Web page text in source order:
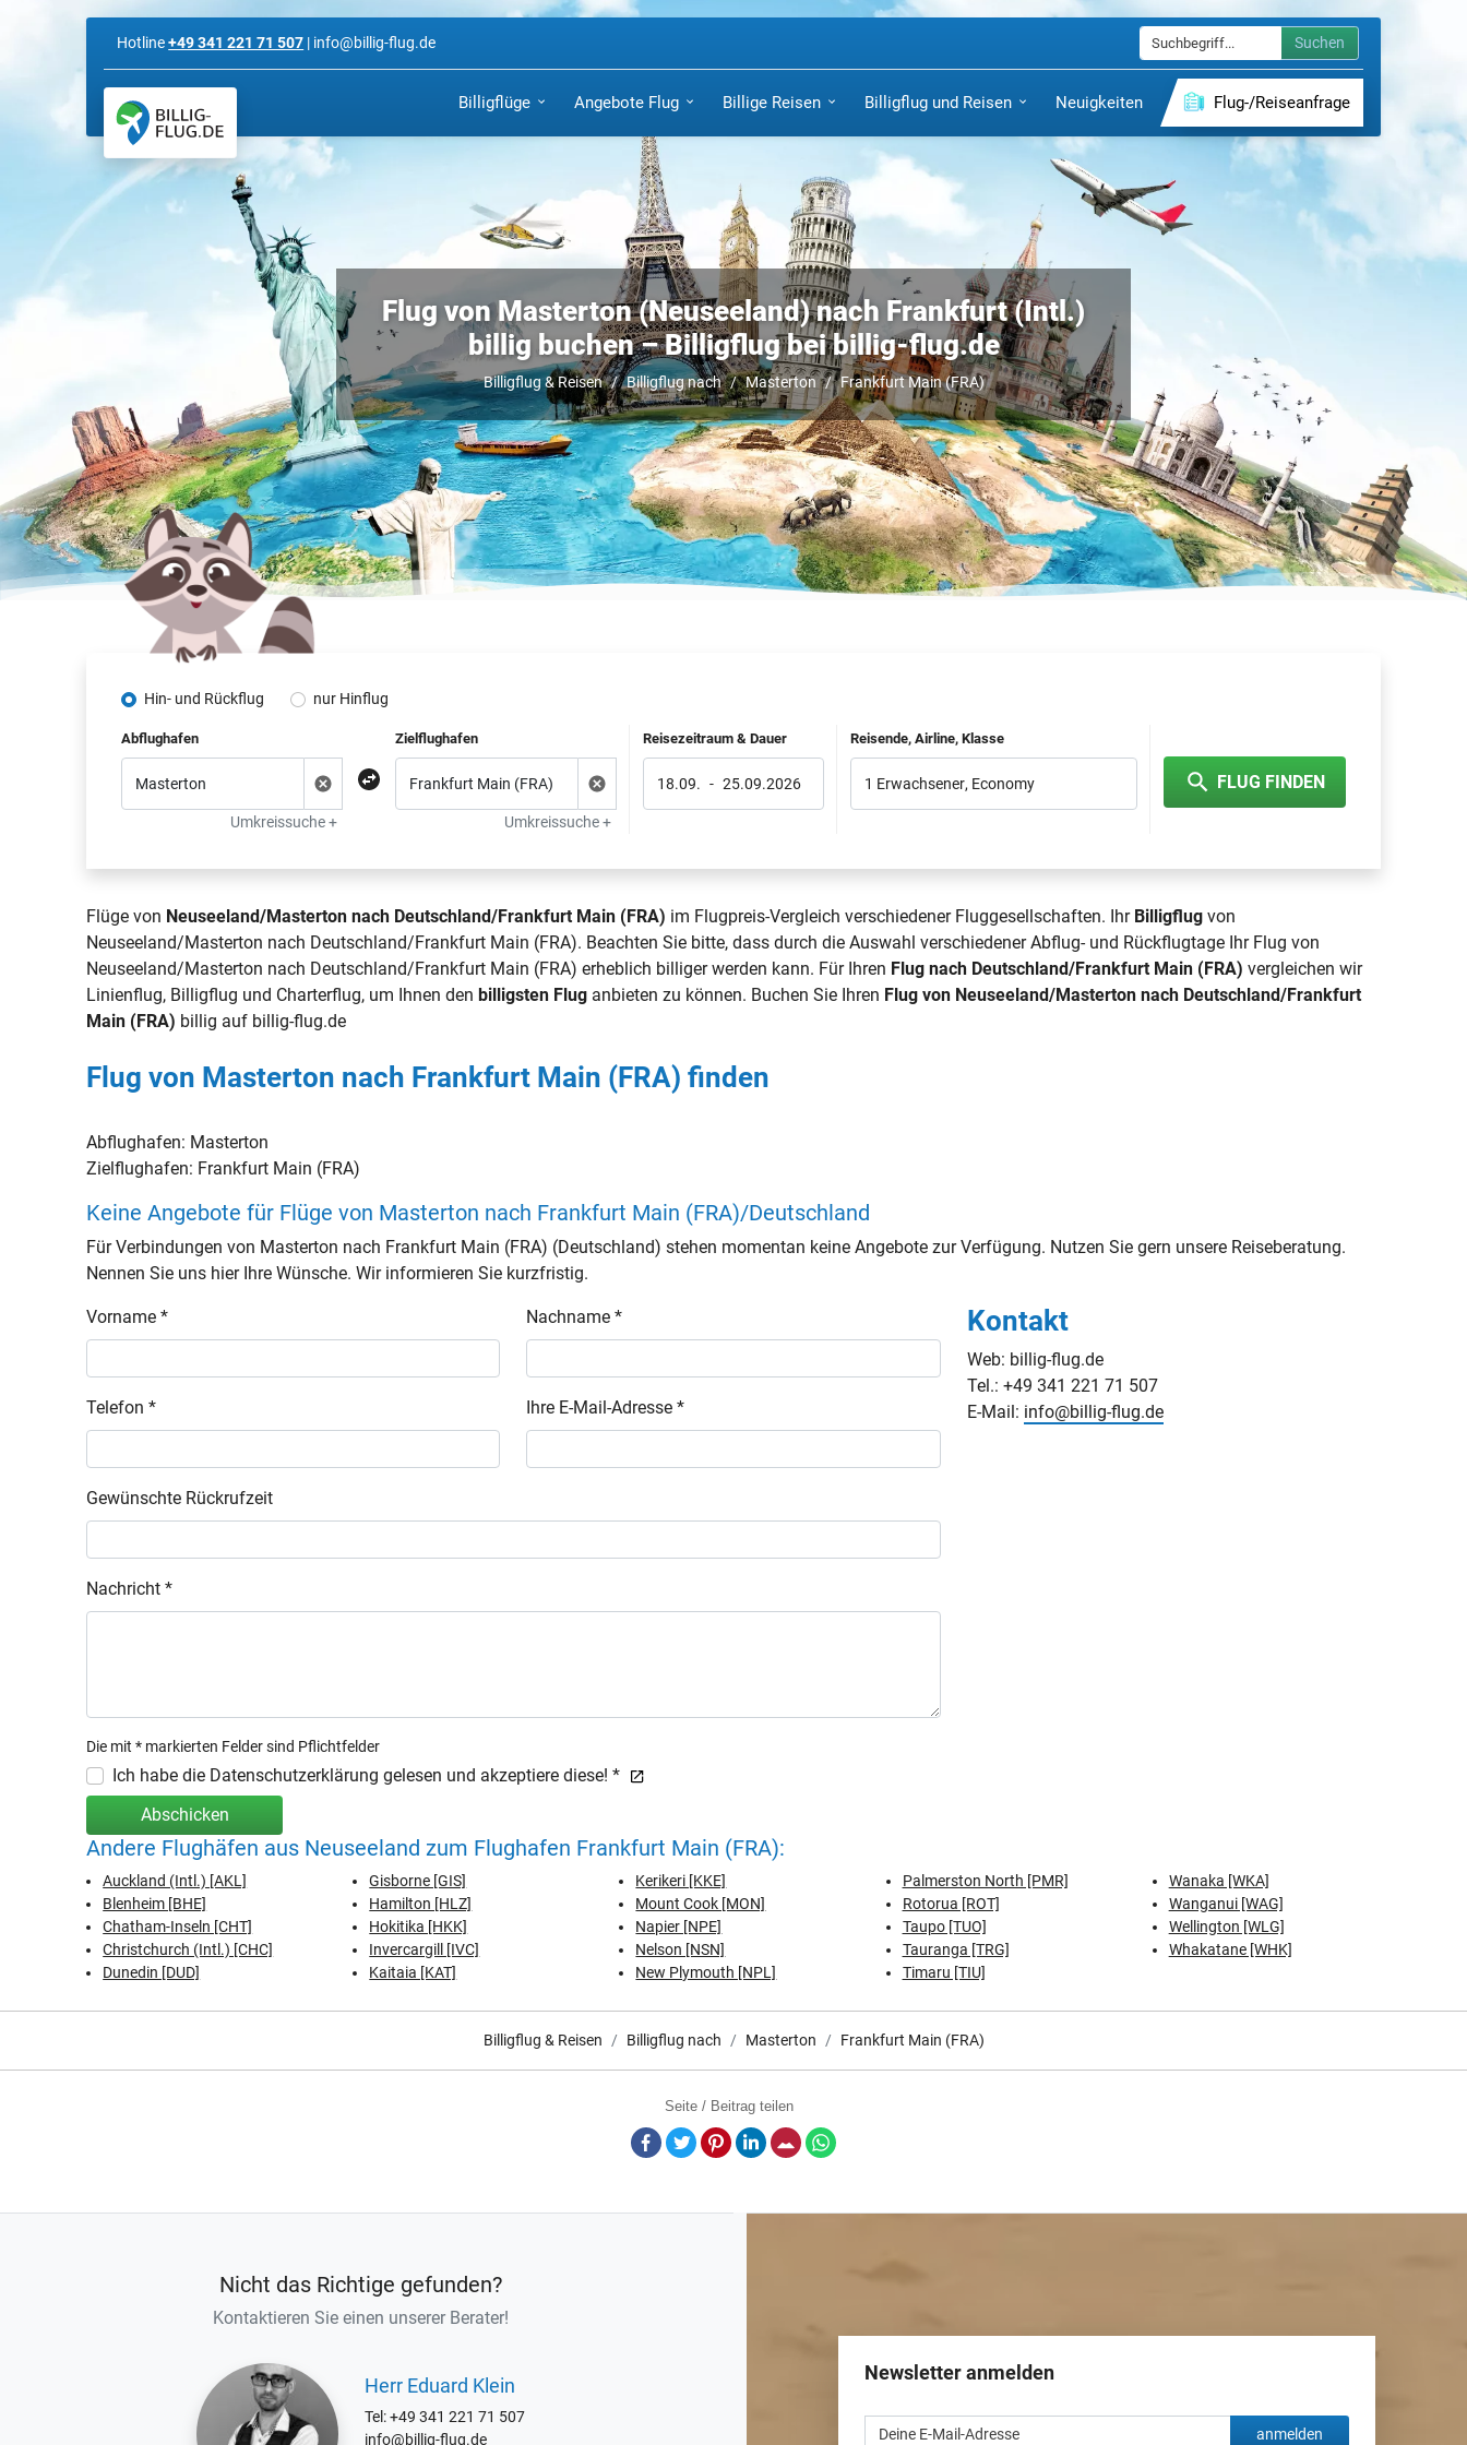
Hotline+49 341 221 71 507 | info@billig-flug.de Suchen
Billigflüge Angebote Flug Billige Reisen Billigflug und Reisen Neuigkeiten Flug-/Reiseanfrage
Flug von Masterton (Neuseeland) nach Frankfurt (Intl.)
billig buchen – Billigflug bei billig-flug.de
Billigflug & Reisen Billigflug nach Masterton Frankfurt Main (FRA)
Hin- und Rückflug nur Hinflug
Abflughafen
Umkreissuche +
Zielflughafen
Umkreissuche +
Reisezeitraum & Dauer
18.09. - 25.09.2026
Reisende, Airline, Klasse
1 Erwachsener, Economy FLUG FINDEN
Flüge von Neuseeland/Masterton nach Deutschland/Frankfurt Main (FRA) im Flugpreis-Vergleich verschiedener Fluggesellschaften. Ihr Billigflug von
Neuseeland/Masterton nach Deutschland/Frankfurt Main (FRA). Beachten Sie bitte, dass durch die Auswahl verschiedener Abflug- und Rückflugtage Ihr Flug von
Neuseeland/Masterton nach Deutschland/Frankfurt Main (FRA) erheblich billiger werden kann. Für Ihren Flug nach Deutschland/Frankfurt Main (FRA) vergleichen wir
Linienflug, Billigflug und Charterflug, um Ihnen denbilligsten Flug anbieten zu können. Buchen Sie Ihren Flug von Neuseeland/Masterton nach Deutschland/Frankfurt
Main (FRA) billig auf billig-flug.de
Flug von Masterton nach Frankfurt Main (FRA) finden
Abflughafen: Masterton
Zielflughafen: Frankfurt Main (FRA)
Keine Angebote für Flüge von Masterton nach Frankfurt Main (FRA)/Deutschland
Für Verbindungen von Masterton nach Frankfurt Main (FRA) (Deutschland) stehen momentan keine Angebote zur Verfügung. Nutzen Sie gern unsere Reiseberatung.
Nennen Sie uns hier Ihre Wünsche. Wir informieren Sie kurzfristig.
Vorname * Nachname *
Telefon * Ihre E-Mail-Adresse *
Gewünschte Rückrufzeit
Nachricht *
Die mit * markierten Felder sind Pflichtfelder
Ich habe die Datenschutzerklärung gelesen und akzeptiere diese! *
Abschicken
Kontakt
Web: billig-flug.de
Tel.: +49 341 221 71 507
E-Mail: info@billig-flug.de
Andere Flughäfen aus Neuseeland zum Flughafen Frankfurt Main (FRA):
Auckland (Intl.) [AKL]
Blenheim [BHE]
Chatham-Inseln [CHT]
Christchurch (Intl.) [CHC]
Dunedin [DUD]
Gisborne [GIS]
Hamilton [HLZ]
Hokitika [HKK]
Invercargill [IVC]
Kaitaia [KAT]
Kerikeri [KKE]
Mount Cook [MON]
Napier [NPE]
Nelson [NSN]
New Plymouth [NPL]
Palmerston North [PMR]
Rotorua [ROT]
Taupo [TUO]
Tauranga [TRG]
Timaru [TIU]
Wanaka [WKA]
Wanganui [WAG]
Wellington [WLG]
Whakatane [WHK]
Billigflug & Reisen Billigflug nach Masterton Frankfurt Main (FRA)
Seite / Beitrag teilen
Facebook
TwitterPinterestLinkedInE-Mail
Nicht das Richtige gefunden?
Kontaktieren Sie einen unserer Berater!
Herr Eduard Klein
Tel: +49 341 221 71 507
info@billig-flug.de
Newsletter anmelden
anmelden